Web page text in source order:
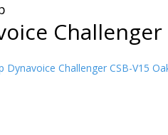
Challenger